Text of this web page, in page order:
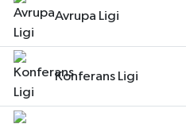
Avrupa Ligi
Konferans Ligi